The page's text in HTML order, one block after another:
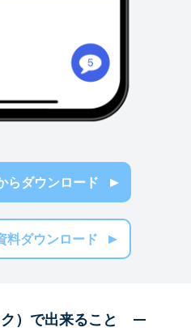
らダウンロード
料ダウンロード
）で出来ること